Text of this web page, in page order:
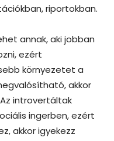
riportokban.
annak, aki jobban
ezért
környezetet a
akkor
introvertáltak
ingerben, ezért
akkor igyekezz